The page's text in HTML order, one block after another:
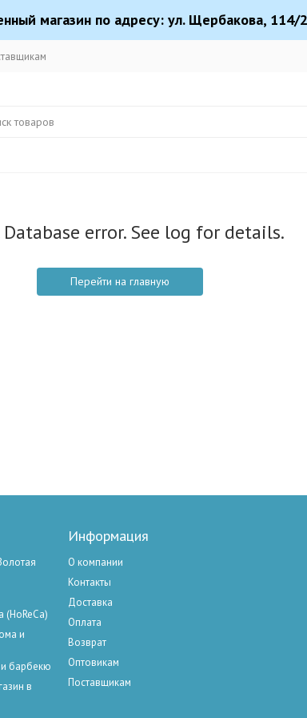
магазин по адресу: ул. Щербакова,
Database error. See log for details.
Перейти на главную
(HoReCa)
и
барбекю
в
Информация
О компании
Контакты
Доставка
Оплата
Возврат
Оптовикам
Поставщикам